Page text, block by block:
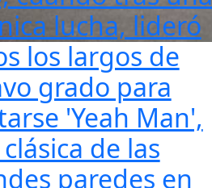
lucha, lideró
los largos de
grado para
'Yeah Man',
de las
paredes en